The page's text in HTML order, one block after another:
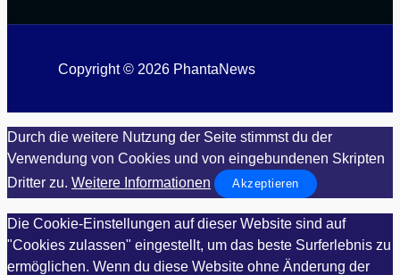
Copyright © 2026 PhantaNews
Durch die weitere Nutzung der Seite stimmst du der
Verwendung von Cookies und von eingebundenen Skripten
Dritter zu. Weitere Informationen Akzeptieren
Die Cookie-Einstellungen auf dieser Website sind auf
"Cookies zulassen" eingestellt, um das beste Surferlebnis zu
ermöglichen. Wenn du diese Website ohne Änderung der